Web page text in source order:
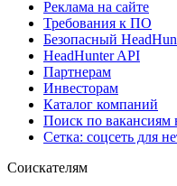
Реклама на сайте
Требования к ПО
Безопасный
HeadHunter API
Партнерам
Инвесторам
Каталог компаний
Поиск по вакансиям
Сетка: соцсеть для
Соискателям